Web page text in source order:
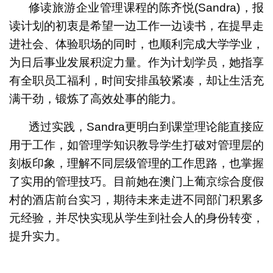
修读旅游企业管理课程的陈齐悦(Sandra)，报
读计划的初衷是希望一边工作一边读书，在提早走
进社会、体验职场的同时，也顺利完成大学学业，
为日后事业发展积淀力量。作为计划学员，她指享
有全职员工福利，时间安排虽较紧凑，却让生活充
满干劲，锻炼了高效处事的能力。
透过实践，Sandra更明白到课堂理论能直接应
用于工作，如管理学知识教导学生打破对管理层的
刻板印象，理解不同层级管理的工作思路，也掌握
了实用的管理技巧。目前她在澳门上葡京综合度假
村的酒店前台实习，期待未来走进不同部门积累多
元经验，并尽快实现从学生到社会人的身份转变，
提升实力。